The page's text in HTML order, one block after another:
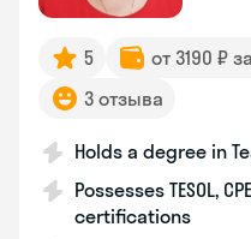
5 от 3190 ₽
3 отзыва
Holds a degree in
Possesses TESOL,
certifications